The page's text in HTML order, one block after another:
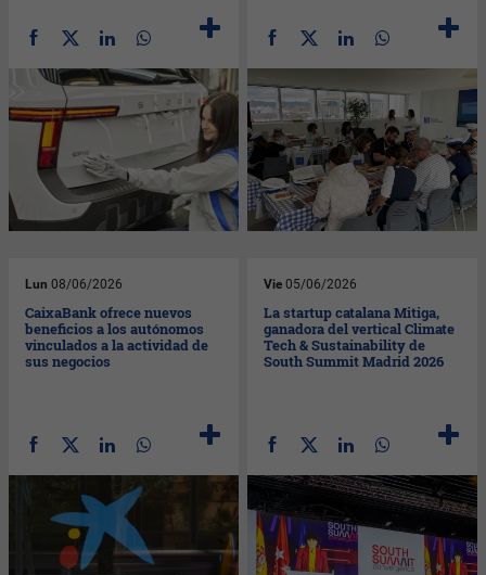
Lun 08/06/2026
CaixaBank ofrece nuevos
beneficios a los autónomos
vinculados a la actividad de
sus negocios
Vie 05/06/2026
La startup catalana Mitiga,
ganadora del vertical Climate
Tech & Sustainability de
South Summit Madrid 2026